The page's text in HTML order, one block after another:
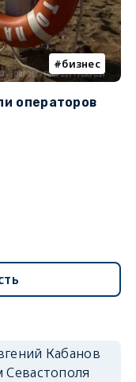
бизнес
операторов
Кабанов
Севастополя